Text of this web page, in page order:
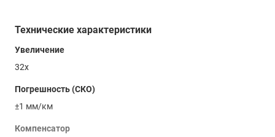
Технические характеристики
Увеличение
32х
Погрешность (СКО)
±1 мм/км
Компенсатор